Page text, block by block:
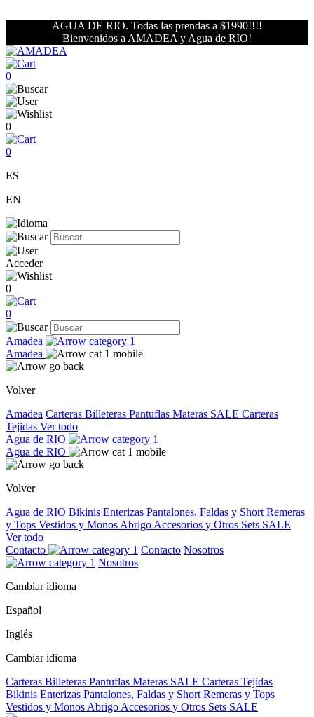
AGUA DE RIO. Todas las prendas a $1990!!!!
Bienvenidos a AMADEA y Agua de RIO!
0
0
0
ES
EN
Acceder
0
0
Amadea
Amadea
Volver
Amadea Carteras Billeteras Pantuflas Materas SALE Carteras
Tejidas Ver todo
Agua de RIO
Agua de RIO
Volver
Agua de RIO Bikinis Enterizas Pantalones, Faldas y Short Remeras
y Tops Vestidos y Monos Abrigo Accesorios y Otros Sets SALE
Ver todo
Contacto
Contacto Nosotros
Nosotros
Cambiar idioma
Español
Inglés
Cambiar idioma
Carteras Billeteras Pantuflas Materas SALE Carteras Tejidas
Bikinis Enterizas Pantalones, Faldas y Short Remeras y Tops
Vestidos y Monos Abrigo Accesorios y Otros Sets SALE